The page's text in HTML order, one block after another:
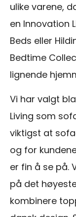
ulike varene,
en Innovation
Beds eller
Bedtime
lignende
Vi har valgt
Living som
viktigst at
og for
er fin å se på.
på det
kombinere